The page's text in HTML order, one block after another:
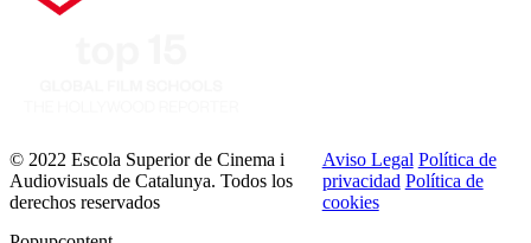
© 2022 Escola Superior de Cinema i
Audiovisuals de Catalunya. Todos los
derechos reservados
Aviso Legal Política de
privacidad Política de
cookies